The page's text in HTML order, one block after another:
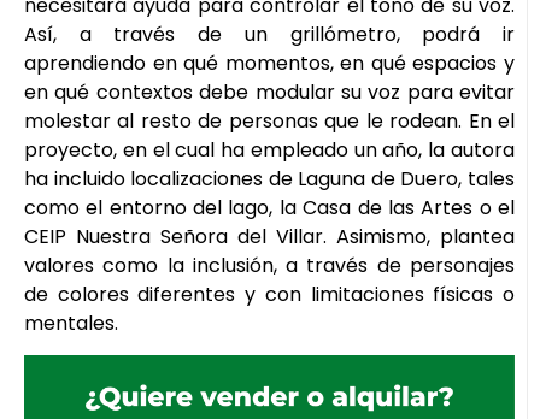
Así, a través de un grillómetro, podrá ir
aprendiendo en qué momentos, en qué espacios y
en qué contextos debe modular su voz para evitar
molestar al resto de personas que le rodean. En el
proyecto, en el cual ha empleado un año, la autora
ha incluido localizaciones de Laguna de Duero, tales
como el entorno del lago, la Casa de las Artes o el
CEIP Nuestra Señora del Villar. Asimismo, plantea
valores como la inclusión, a través de personajes
de colores diferentes y con limitaciones físicas o
mentales.